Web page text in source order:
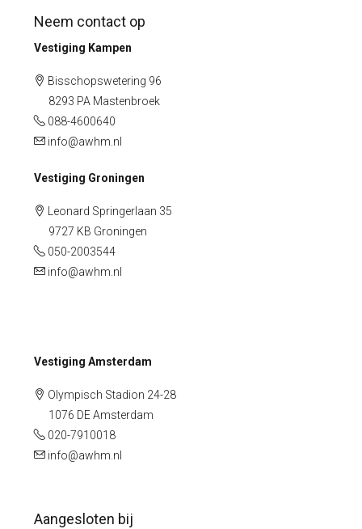
Neem contact op
Vestiging Kampen
Bisschopswetering 96
8293 PA Mastenbroek
088-4600640
info@awhm.nl
Vestiging Groningen
Leonard Springerlaan 35
9727 KB Groningen
050-2003544
info@awhm.nl
Vestiging Amsterdam
Olympisch Stadion 24-28
1076 DE Amsterdam
020-7910018
info@awhm.nl
Aangesloten bij